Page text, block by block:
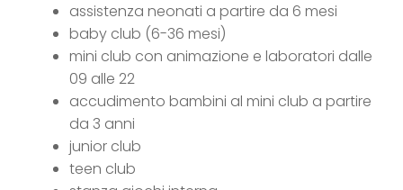
assistenza neonati a partire da 6 mesi
baby club (6-36 mesi)
mini club con animazione e laboratori dalle
09 alle 22
accudimento bambini al mini club a partire
da 3 anni
junior club
teen club